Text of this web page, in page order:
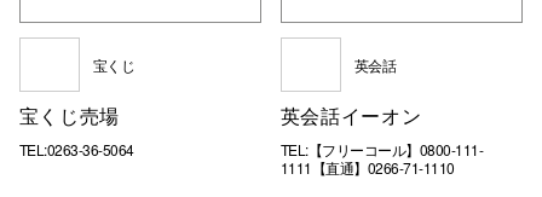
宝くじ
宝くじ売場
TEL:0263-36-5064
英会話
英会話イーオン
TEL:【フリーコール】0800-111-
1111【直通】0266-71-1110